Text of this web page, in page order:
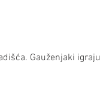
Gauženjaki igraju